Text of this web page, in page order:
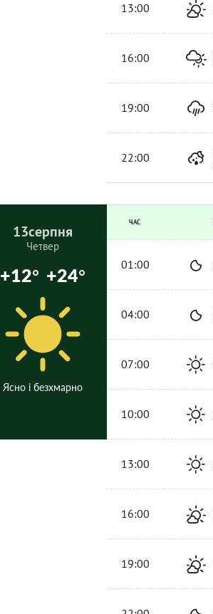
13:00
16:00
19:00
22:00
13серпня
Четвер
+12° +24°
Ясно і безхмарно
ЧАС
01:00
04:00
07:00
10:00
13:00
16:00
19:00